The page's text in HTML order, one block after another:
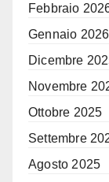
Febbraio
Gennaio 2026
Dicembre
Novembre
Ottobre 2025
Settembre
Agosto 2025